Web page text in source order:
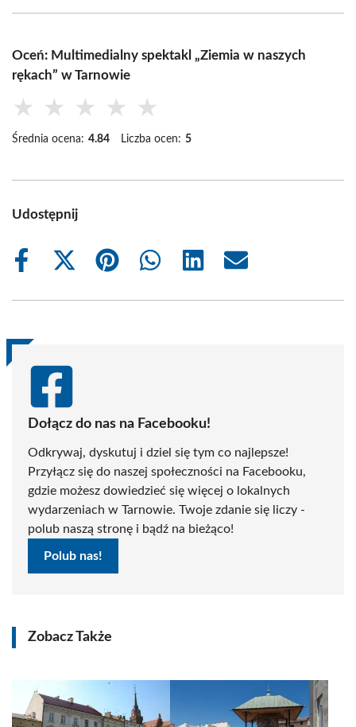
Oceń: Multimedialny spektakl „Ziemia w naszych
rękach” w Tarnowie
★ ★ ★ ★ ★
Średnia ocena: 4.84 Liczba ocen: 5
Udostępnij
Share
Share
(Twitter)
Share
Share
Share
Share
Dołącz do nas na Facebooku!
Odkrywaj, dyskutuj i dziel się tym co najlepsze!
Przyłącz się do naszej społeczności na Facebooku,
gdzie możesz dowiedzieć się więcej o lokalnych
wydarzeniach w Tarnowie. Twoje zdanie się liczy -
polub naszą stronę i bądź na bieżąco!
Polub nas!
Zobacz Także